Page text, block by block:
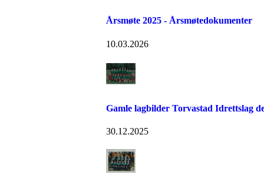
Årsmøte 2025 - Årsmøtedokumenter
10.03.2026
Gamle lagbilder Torvastad Idrettslag
30.12.2025